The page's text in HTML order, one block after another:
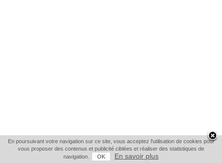
En poursuivant votre navigation sur ce site, vous acceptez l'utilisation de cookies pour
vous proposer des contenus et publicité ciblées et réaliser des statistiques de
navigation.
OK En savoir plus